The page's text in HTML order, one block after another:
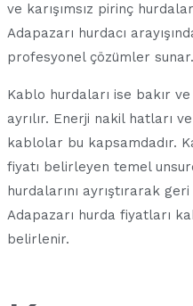
ve karışımsız pirinç
Adapazarı hurdacı
profesyonel çözümler sunar.
Kablo hurdaları ise bakır
ayrılır. Enerji nakil hatları
kablolar bu kapsamdadır.
fiyatı belirleyen temel
hurdalarını ayrıştırarak
Adapazarı hurda fiyatları
belirlenir.